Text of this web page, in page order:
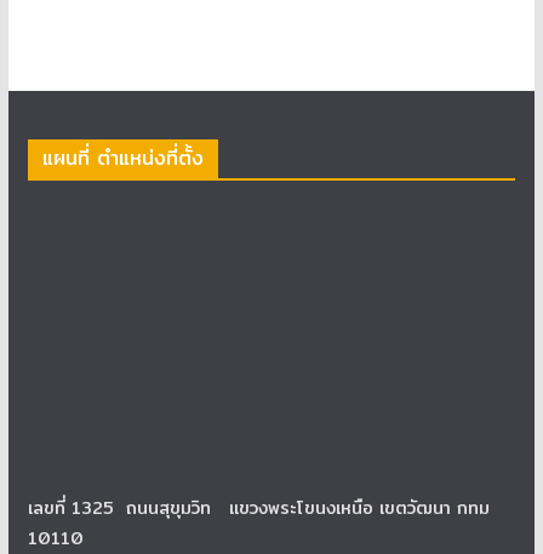
แผนที่ ตำแหน่งที่ตั้ง
เลขที่ 1325 ถนนสุขุมวิท แขวงพระโขนงเหนือ เขตวัฒนา กทม
10110